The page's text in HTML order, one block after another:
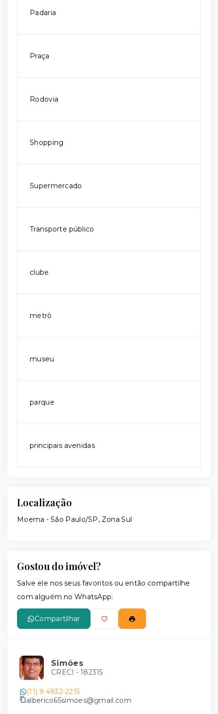
Padaria
Praça
Rodovia
Shopping
Supermercado
Transporte público
clube
metrô
museu
parque
principais avenidas
Localização
Moema - São Paulo/SP, Zona Sul
Gostou do imóvel?
Salve ele nos seus favoritos ou então compartilhe
com alguém no WhatsApp:
Compartilhar
Simões
CRECI - 182315
(11) 9 4932-2215
alberico65simoes@gmail.com